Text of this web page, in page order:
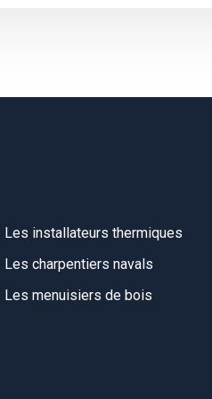
Les installateurs thermiques
Les charpentiers navals
Les menuisiers de bois